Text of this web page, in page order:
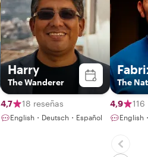
Harry
The Wanderer
4,7 18 reseñas
English・Deutsch・Español
The
4,9
English